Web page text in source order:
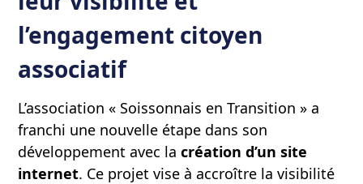
l’engagement citoyen
associatif
L’association « Soissonnais en Transition » a
franchi une nouvelle étape dans son
développement avec la création d’un site
internet. Ce projet vise à accroître la visibilité